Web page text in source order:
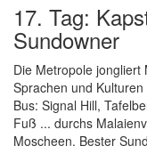
17. Tag:
Sundowner
Die Metropole
Sprachen und
Bus: Signal Hill,
Fuß ... durchs
Moscheen. Bester